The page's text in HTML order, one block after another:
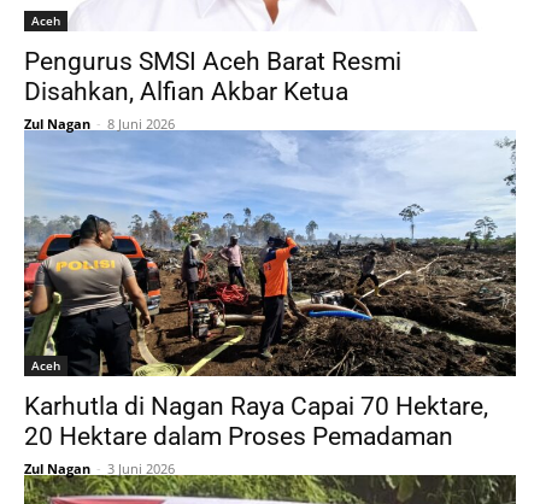
Aceh
‎Pengurus SMSI Aceh Barat Resmi
Disahkan, Alfian Akbar Ketua
Zul Nagan - 8 Juni 2026
Aceh
Karhutla di Nagan Raya Capai 70 Hektare,
20 Hektare dalam Proses Pemadaman
Zul Nagan - 3 Juni 2026